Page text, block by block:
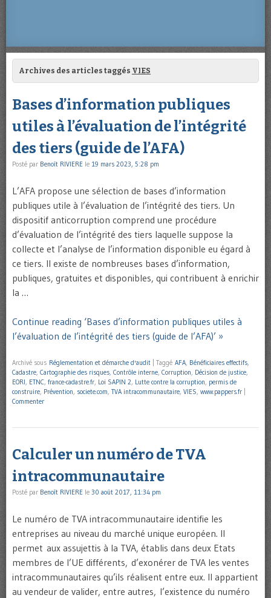
Archives des articles taggés VIES
Bases d’information publiques
utiles à l’évaluation de l’intégrité
des tiers (guide de l’AFA)
Posté par Benoît RIVIERE le 19 mars 2023, 5:28 pm
L’AFA propose une sélection de bases d’information
publiques utile à l’évaluation de l’intégrité des tiers. Un
dispositif anticorruption comprend une procédure
d’évaluation de l’intégrité des tiers laquelle suppose la
collecte et l’analyse de l’information disponible eu égard à
ce tiers. Il existe de nombreuses bases d’information,
publiques, gratuites et disponibles, qui contribuent à enrichir
la …
Continue reading ‘Bases d’information publiques utiles à
l’évaluation de l’intégrité des tiers (guide de l’AFA)’ »
Archivé sous Réglementation et démarche d'audit Taggé AFA, Bénéficiaires effectifs,
Cadastre, Cartographie des risques, Contrôle interne, Corruption, Décision de justice,
EORI, ETNC, france-cadastre.fr, Loi SAPIN 2, Lutte contre la corruption, permis de
construire, Prévention, societe.com, TVA intracommunautaire, VIES, www.pappers.fr
Commenter
Calculer un numéro de TVA
intracommunautaire
Posté par Benoît RIVIERE le 30 août 2017, 11:34 pm
Le numéro de TVA intracommunautaire identifie les
entreprises au niveau du marché unique européen. Il
permet aux assujettis à la TVA, établis dans deux Etats
membres de l’UE différents, d’exonérer de TVA les ventes
intracommunautaires qu’ils réalisent entre eux. Il appartient
au vendeur de valider, entre autres, l’existence du numéro